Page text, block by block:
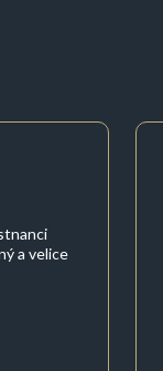
a velice